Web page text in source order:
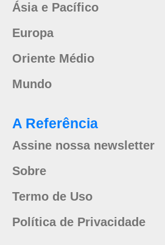
Ásia e Pacífico
Europa
Oriente Médio
Mundo
A Referência
Assine nossa newsletter
Sobre
Termo de Uso
Política de Privacidade